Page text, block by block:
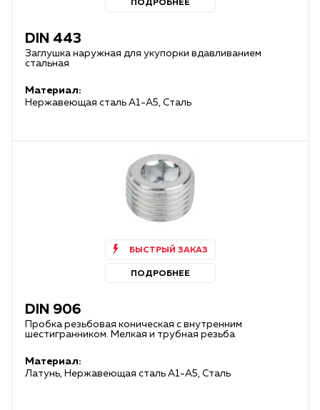
ПОДРОБНЕЕ
DIN 443
Заглушка наружная для укупорки вдавливанием
стальная
Материал:
Нержавеющая сталь А1-А5, Сталь
БЫСТРЫЙ ЗАКАЗ
ПОДРОБНЕЕ
DIN 906
Пробка резьбовая коническая с внутренним
шестигранником. Мелкая и трубная резьба
Материал:
Латунь, Нержавеющая сталь А1-А5, Сталь